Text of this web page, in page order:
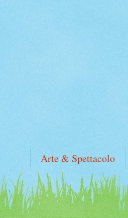
Arte & Spettacolo